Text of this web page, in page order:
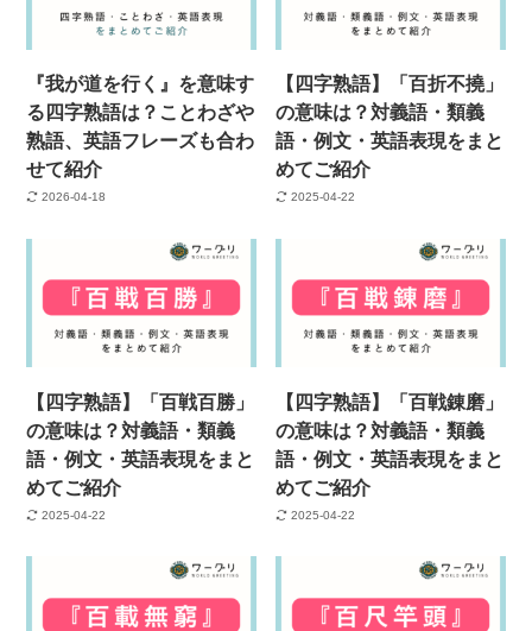
『我が道を行く』を意味す
る四字熟語は？ことわざや
熟語、英語フレーズも合わ
せて紹介
2026-04-18
【四字熟語】「百折不撓」
の意味は？対義語・類義
語・例文・英語表現をまと
めてご紹介
2025-04-22
【四字熟語】「百戦百勝」
の意味は？対義語・類義
語・例文・英語表現をまと
めてご紹介
2025-04-22
【四字熟語】「百戦錬磨」
の意味は？対義語・類義
語・例文・英語表現をまと
めてご紹介
2025-04-22